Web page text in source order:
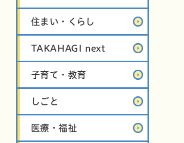
住まい・くらし
TAKAHAGI next
子育て・教育
しごと
医療・福祉